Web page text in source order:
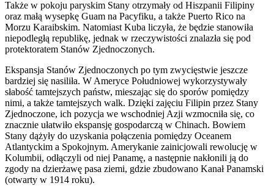
Także w pokoju paryskim Stany otrzymały od Hiszpanii Filipiny
oraz małą wysepkę Guam na Pacyfiku, a także Puerto Rico na
Morzu Karaibskim. Natomiast Kuba liczyła, że będzie stanowiła
niepodległą republikę, jednak w rzeczywistości znalazła się pod
protektoratem Stanów Zjednoczonych.
Ekspansja Stanów Zjednoczonych po tym zwycięstwie jeszcze
bardziej się nasiliła. W Ameryce Południowej wykorzystywały
słabość tamtejszych państw, mieszając się do sporów pomiędzy
nimi, a także tamtejszych walk. Dzięki zajęciu Filipin przez Stany
Zjednoczone, ich pozycja we wschodniej Azji wzmocniła się, co
znacznie ułatwiło ekspansję gospodarczą w Chinach. Bowiem
Stany dążyły do uzyskania połączenia pomiędzy Oceanem
Atlantyckim a Spokojnym. Amerykanie zainicjowali rewolucję w
Kolumbii, odłączyli od niej Panamę, a następnie nakłonili ją do
zgody na dzierżawę pasa ziemi, gdzie zbudowano Kanał Panamski
(otwarty w 1914 roku).